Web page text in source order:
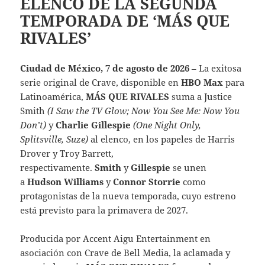
TEMPORADA DE ‘MÁS QUE
RIVALES’
Ciudad de México, 7 de agosto de 2026– La exitosa
serie original de Crave, disponible enHBO Max para
Latinoamérica,MÁS QUE RIVALES suma a Justice
Smith(I Saw the TV Glow; Now You See Me: Now You
Don’t) yCharlie Gillespie (One Night Only,
Splitsville, Suze) al elenco, en los papeles de Harris
Drover y Troy Barrett,
respectivamente.SmithyGillespiese unen
aHudson Williams yConnor Storrie como
protagonistas de la nueva temporada, cuyo estreno
está previsto para la primavera de 2027.
Producida por Accent Aigu Entertainment en
asociación con Crave de Bell Media, la aclamada y